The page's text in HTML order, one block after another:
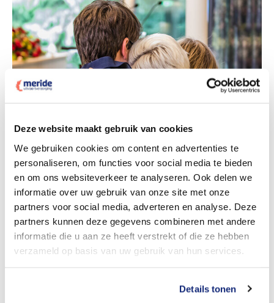
Deze website maakt gebruik van cookies
We gebruiken cookies om content en advertenties te
personaliseren, om functies voor social media te bieden
en om ons websiteverkeer te analyseren. Ook delen we
informatie over uw gebruik van onze site met onze
partners voor social media, adverteren en analyse. Deze
partners kunnen deze gegevens combineren met andere
informatie die u aan ze heeft verstrekt of die ze hebben
verzameld op basis van uw gebruik van hun services.
Details tonen
Dit kost een crematie
Bekijk tarieven voor begrafenis